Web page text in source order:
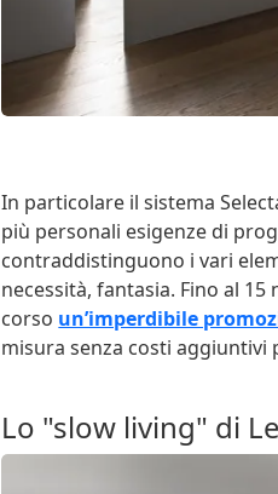
In particolare il sistema
più personali esigenze di
contraddistinguono i vari
necessità, fantasia. Fino al
corso un’imperdibile
misura senza costi aggiuntivi
Lo "slow living" di